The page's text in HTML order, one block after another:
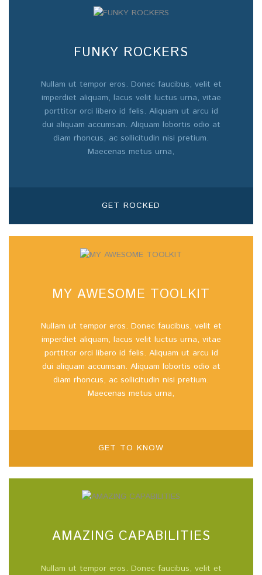
FUNKY ROCKERS
Nullam ut tempor eros. Donec faucibus, velit et
imperdiet aliquam, lacus velit luctus urna, vitae
porttitor orci libero id felis. Aliquam ut arcu id
dui aliquam accumsan. Aliquam lobortis odio at
diam rhoncus, ac sollicitudin nisi pretium.
Maecenas metus urna,
GET ROCKED
MY AWESOME TOOLKIT
Nullam ut tempor eros. Donec faucibus, velit et
imperdiet aliquam, lacus velit luctus urna, vitae
porttitor orci libero id felis. Aliquam ut arcu id
dui aliquam accumsan. Aliquam lobortis odio at
diam rhoncus, ac sollicitudin nisi pretium.
Maecenas metus urna,
GET TO KNOW
AMAZING CAPABILITIES
Nullam ut tempor eros. Donec faucibus, velit et